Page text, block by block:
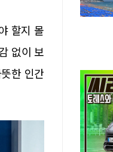
할지 몰
없이 보
한 인간